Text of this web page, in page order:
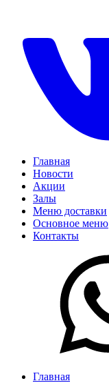
Главная
Новости
Акции
Залы
Меню доставки
Основное меню
Контакты
Главная